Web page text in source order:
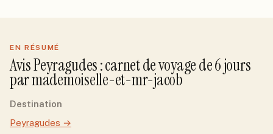
EN RÉSUMÉ
AvisPeyragudes: carnet de voyage de6jours
parmademoiselle-et-mr-jacob
Destination
Peyragudes →